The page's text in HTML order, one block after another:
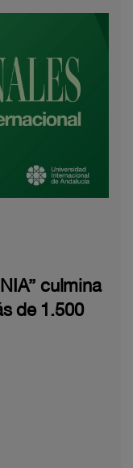
culmina
de 1.500